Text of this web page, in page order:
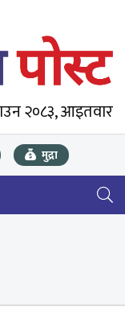
२०८३, आइतवार
मुद्रा